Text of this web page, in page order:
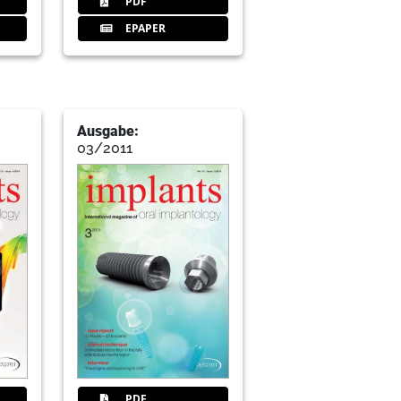
the severely atrophic maxilla
and a new implant design
EPAPER
Ausgabe:
03/2011